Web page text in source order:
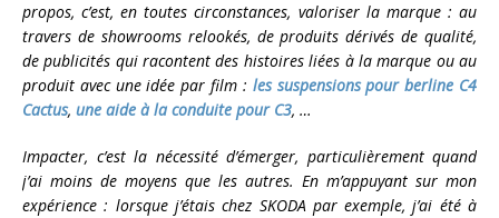
propos, c’est, en toutes circonstances, valoriser la marque : au
travers de showrooms relookés, de produits dérivés de qualité,
de publicités qui racontent des histoires liées à la marque ou au
produit avec une idée par film : les suspensions pour berline C4
Cactus, une aide à la conduite pour C3, …
Impacter, c’est la nécessité d’émerger, particulièrement quand
j’ai moins de moyens que les autres. En m’appuyant sur mon
expérience : lorsque j’étais chez SKODA par exemple, j’ai été à